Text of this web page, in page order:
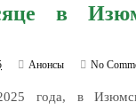
в
Анонсы No
года, в